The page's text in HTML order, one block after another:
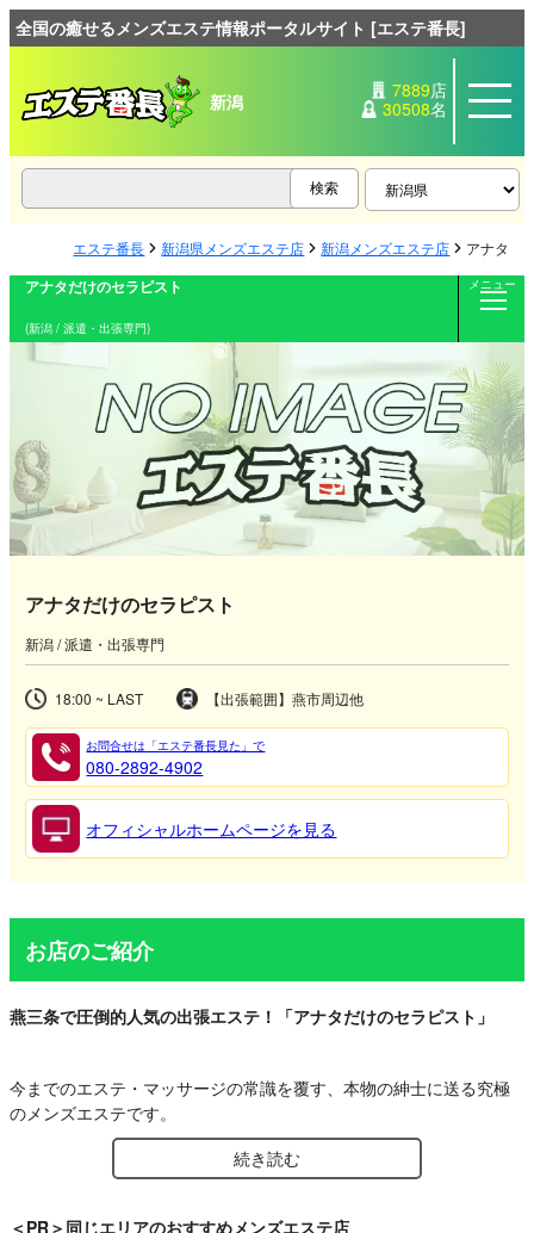
全国の癒せるメンズエステ情報ポータルサイト [エステ番長]
新潟 7889店
30508名
エステ番長 新潟県メンズエステ店 新潟メンズエステ店 アナタだ
アナタだけのセラピスト
(新潟 / 派遣・出張専門)
メニュー
アナタだけのセラピスト
新潟 / 派遣・出張専門
18:00 ~ LAST 【出張範囲】燕市周辺他
お問合せは「エステ番長見た」で
080-2892-4902
オフィシャルホームページを見る
お店のご紹介
燕三条で圧倒的人気の出張エステ！「アナタだけのセラピスト」
今までのエステ・マッサージの常識を覆す、本物の紳士に送る究極
のメンズエステです。
続き読む
＜PR＞同じエリアのおすすめメンズエステ店